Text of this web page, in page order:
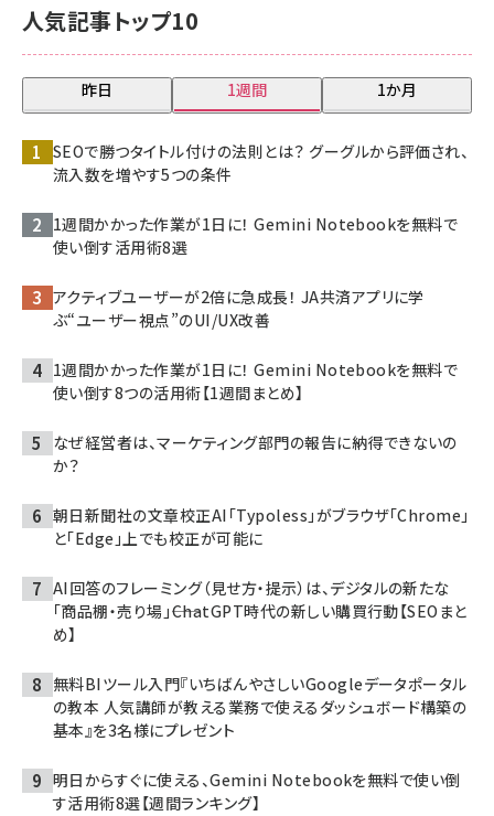
人気記事トップ10
昨日 1週間 1か月
SEOで勝つタイトル付けの法則とは？ グーグルから評価され、
流入数を増やす5つの条件
1週間かかった作業が1日に！ Gemini Notebookを無料で
使い倒す活用術8選
アクティブユーザーが2倍に急成長！ JA共済アプリに学
ぶ“ユーザー視点”のUI/UX改善
1週間かかった作業が1日に！ Gemini Notebookを無料で
使い倒す8つの活用術【1週間まとめ】
なぜ経営者は、マーケティング部門の報告に納得できないの
か？
朝日新聞社の文章校正AI「Typoless」がブラウザ「Chrome」
と「Edge」上でも校正が可能に
AI回答のフレーミング（見せ方・提示）は、デジタルの新たな
「商品棚・売り場」――ChatGPT時代の新しい購買行動【SEOまと
め】
無料BIツール入門『いちばんやさしいGoogleデータポータル
の教本 人気講師が教える業務で使えるダッシュボード構築の
基本』を3名様にプレゼント
明日からすぐに使える、Gemini Notebookを無料で使い倒
す活用術8選【週間ランキング】